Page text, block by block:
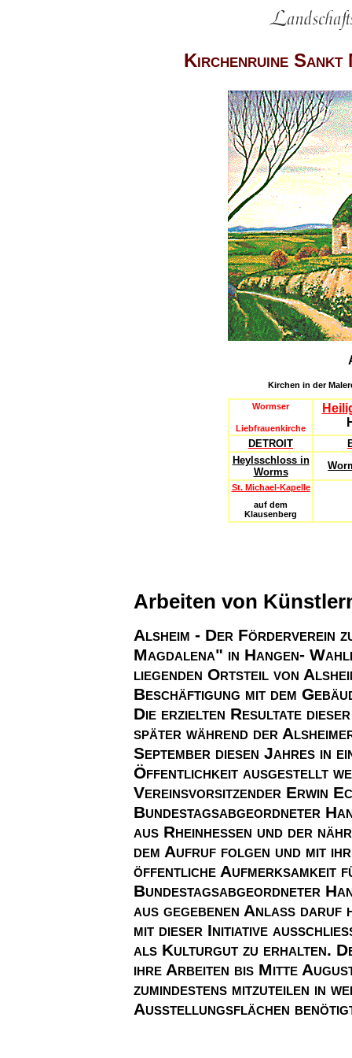
Kirchenruine Sankt
Kirchen in der
Wormser
Liebfrauenkirche
DETROIT
Heylsschloss in
Worms
St. Michael-Kapelle
auf dem
Klausenberg
Arbeiten von
Alsheim - Der Förderverein
Magdalena" in Hangen-
liegenden Ortsteil von
Beschäftigung mit dem
Die erzielten Resultate
später während der
September diesen Jahres in
Öffentlichkeit ausgestellt
Vereinsvorsitzender Erwin
Bundestagsabgeordneter
aus Rheinhessen und der
dem Aufruf folgen und mit
öffentliche Aufmerksamkeit
Bundestagsabgeordneter
aus gegebenen Anlass daruf
mit dieser Initiative
als Kulturgut zu erhalten.
ihre Arbeiten bis Mitte
zumindestens mitzuteilen in
Ausstellungsflächen